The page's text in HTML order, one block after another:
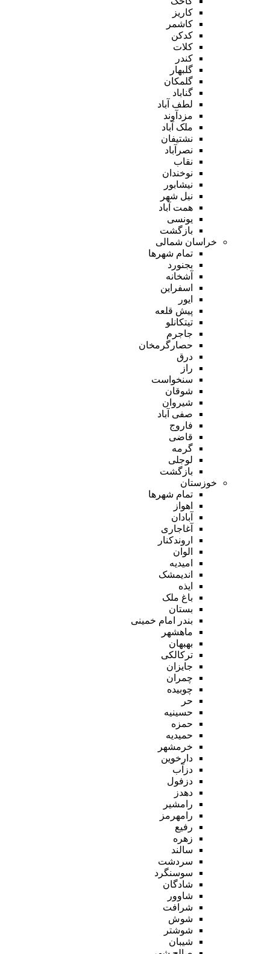
کاریز
کاشمر
کدکن
کلات
کندر
گلبهار
گلمکان
گناباد
لطف آباد
مزدآوند
ملک آباد
نشتیفان
نصرآباد
نقاب
نوخندان
نیشابور
نیل شهر
همت آباد
یونسی
بازگشت
خراسان شمالی
تمام شهر‌ها
بجنورد
آشخانه
اسفراین
ایور
پیش قلعه
تیتکانلو
جاجرم
حصارگرمخان
درق
راز
سنخواست
شوقان
شیروان
صفی آباد
فاروج
قاضی
گرمه
لوجلی
بازگشت
خوزستان
تمام شهر‌ها
اهواز
آبادان
آغاجاری
اروندکنار
الوان
امیدیه
اندیمشک
ایذه
باغ ملک
بستان
بندر امام خمینی
ماهشهر
بهبهان
ترکالکی
جایزان
چمران
چوبیده
حر
حسینیه
حمزه
حمیدیه
خرمشهر
دارخوین
دزآب
دزفول
دهدز
رامشیر
رامهرمز
رفیع
زهره
سالند
سردشت
سوسنگرد
شادگان
شاوور
شرافت
شوش
شوشتر
شیبان